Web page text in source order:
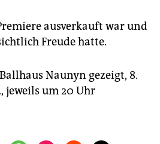
ausverkauft war und
Freude hatte.
Naunyn gezeigt, 8.
jeweils um 20 Uhr